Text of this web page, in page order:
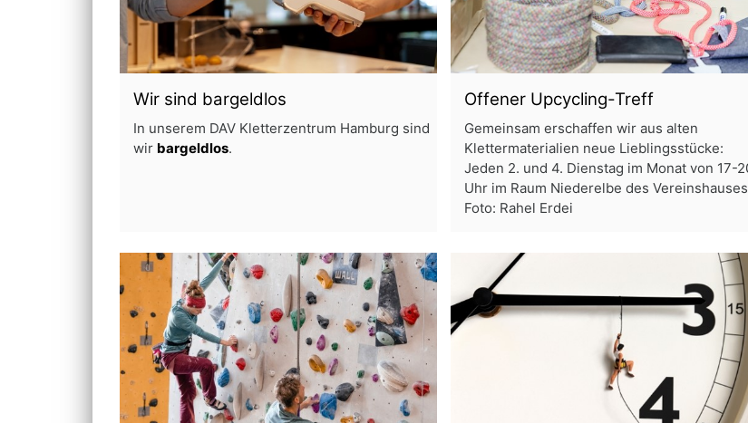
Wir sind bargeldlos
In unserem DAV Kletterzentrum Hamburg sind
wir bargeldlos.
Offener Upcycling-Treff
Gemeinsam erschaffen wir aus alten
Klettermaterialien neue Lieblingsstücke:
Jeden 2. und 4. Dienstag im Monat von 17-
Uhr im Raum Niederelbe des
Foto: Rahel Erdei